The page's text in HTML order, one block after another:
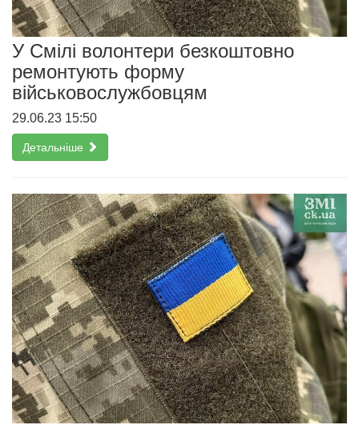
У Смілі волонтери безкоштовно
ремонтують форму
військовослужбовцям
29.06.23 15:50
Детальніше